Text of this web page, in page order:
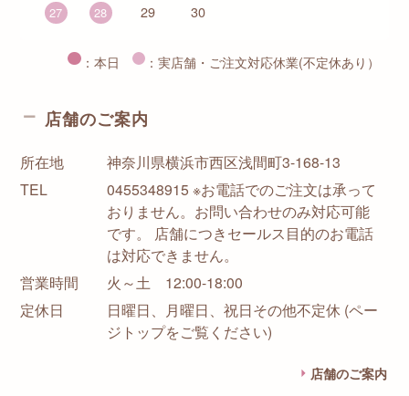
27 28 29 30
：本日 ：実店舗・ご注文対応休業(不定休あり）
店舗のご案内
所在地
神奈川県横浜市西区浅間町3-168-13
TEL
0455348915 ※お電話でのご注文は承って
おりません。お問い合わせのみ対応可能
です。 店舗につきセールス目的のお電話
は対応できません。
営業時間
火～土 12:00-18:00
定休日
日曜日、月曜日、祝日その他不定休 (ペー
ジトップをご覧ください)
店舗のご案内